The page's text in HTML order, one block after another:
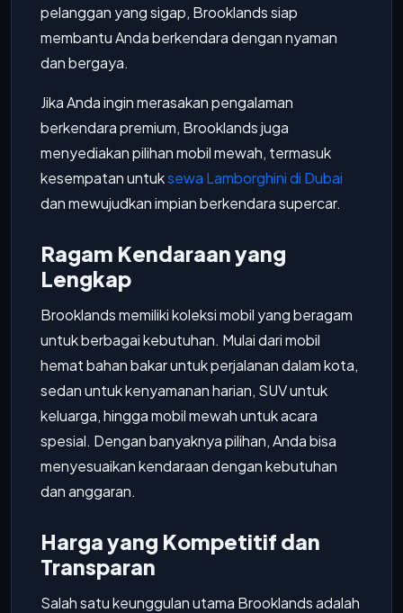
pelanggan yang sigap, Brooklands siap
membantu Anda berkendara dengan nyaman
dan bergaya.
Jika Anda ingin merasakan pengalaman
berkendara premium, Brooklands juga
menyediakan pilihan mobil mewah, termasuk
kesempatan untuksewa Lamborghini di Dubai
dan mewujudkan impian berkendara supercar.
Ragam Kendaraan yang
Lengkap
Brooklands memiliki koleksi mobil yang beragam
untuk berbagai kebutuhan. Mulai dari mobil
hemat bahan bakar untuk perjalanan dalam kota,
sedan untuk kenyamanan harian, SUV untuk
keluarga, hingga mobil mewah untuk acara
spesial. Dengan banyaknya pilihan, Anda bisa
menyesuaikan kendaraan dengan kebutuhan
dan anggaran.
Harga yang Kompetitif dan
Transparan
Salah satu keunggulan utama Brooklands adalah